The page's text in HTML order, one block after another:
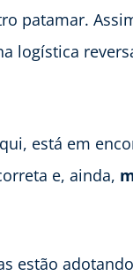
patamar.
logística
está em
e, ainda,
estão